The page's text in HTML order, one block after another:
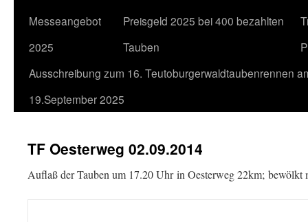
Messeangebot
2025
Preisgeld 2025 bei 400 bezahlten
Tauben
Ausschreibung zum 16. Teutoburgerwaldtaubenrennen
19.September 2025
TF Oesterweg 02.09.2014
Auflaß der Tauben um 17.20 Uhr in Oesterweg 22km;